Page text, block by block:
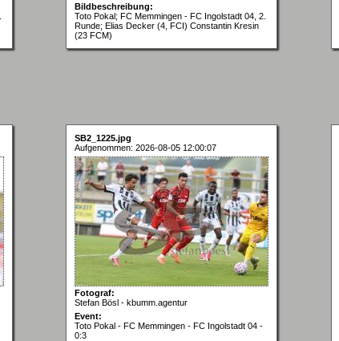
Bildbeschreibung:
Toto Pokal; FC Memmingen - FC Ingolstadt 04, 2.
Runde; Elias Decker (4, FCI) Constantin Kresin
(23 FCM)
SB2_1225.jpg
Aufgenommen: 2026-08-05 12:00:07
Fotograf:
Stefan Bösl - kbumm.agentur
Event:
Toto Pokal - FC Memmingen - FC Ingolstadt 04 -
0:3